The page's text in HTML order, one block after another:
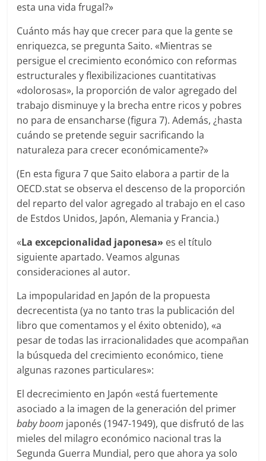
esta una vida frugal?»
Cuánto más hay que crecer para que la gente se
enriquezca, se pregunta Saito. «Mientras se
persigue el crecimiento económico con reformas
estructurales y flexibilizaciones cuantitativas
«dolorosas», la proporción de valor agregado del
trabajo disminuye y la brecha entre ricos y pobres
no para de ensancharse (figura 7). Además, ¿hasta
cuándo se pretende seguir sacrificando la
naturaleza para crecer económicamente?»
(En esta figura 7 que Saito elabora a partir de la
OECD.stat se observa el descenso de la proporción
del reparto del valor agregado al trabajo en el caso
de Estdos Unidos, Japón, Alemania y Francia.)
«La excepcionalidad japonesa» es el título
siguiente apartado. Veamos algunas
consideraciones al autor.
La impopularidad en Japón de la propuesta
decrecentista (ya no tanto tras la publicación del
libro que comentamos y el éxito obtenido), «a
pesar de todas las irracionalidades que acompañan
la búsqueda del crecimiento económico, tiene
algunas razones particulares»:
El decrecimiento en Japón «está fuertemente
asociado a la imagen de la generación del primer
baby boom japonés (1947-1949), que disfrutó de las
mieles del milagro económico nacional tras la
Segunda Guerra Mundial, pero que ahora ya solo